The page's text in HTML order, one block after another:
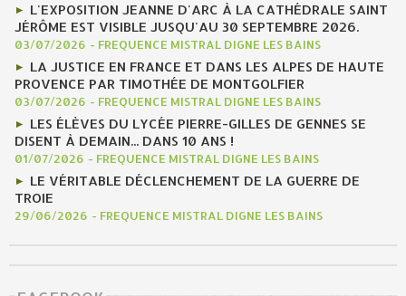
L'EXPOSITION JEANNE D'ARC À LA CATHÉDRALE SAINT
JÉRÔME EST VISIBLE JUSQU'AU 30 SEPTEMBRE 2026.
03/07/2026 - FREQUENCE MISTRAL DIGNE LES BAINS
LA JUSTICE EN FRANCE ET DANS LES ALPES DE HAUTE
PROVENCE PAR TIMOTHÉE DE MONTGOLFIER
03/07/2026 - FREQUENCE MISTRAL DIGNE LES BAINS
LES ÉLÈVES DU LYCÉE PIERRE-GILLES DE GENNES SE
DISENT À DEMAIN... DANS 10 ANS !
01/07/2026 - FREQUENCE MISTRAL DIGNE LES BAINS
LE VÉRITABLE DÉCLENCHEMENT DE LA GUERRE DE
TROIE
29/06/2026 - FREQUENCE MISTRAL DIGNE LES BAINS